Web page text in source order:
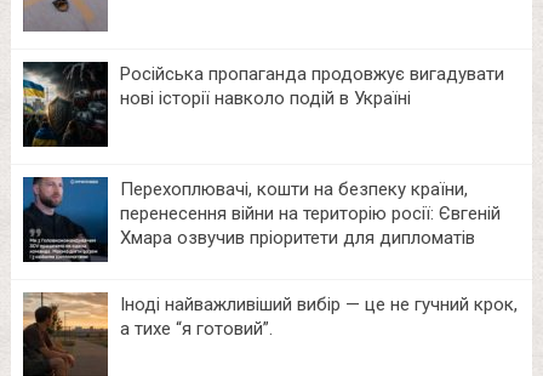
Російська пропаганда продовжує вигадувати
нові історії навколо подій в Україні
Перехоплювачі, кошти на безпеку країни,
перенесення війни на територію росії: Євгеній
Хмара озвучив пріоритети для дипломатів
Іноді найважливіший вибір — це не гучний крок,
а тихе “я готовий”.